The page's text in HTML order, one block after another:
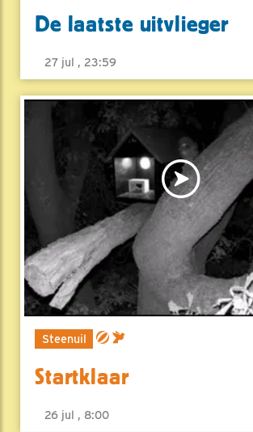
De laatste uitvlieger
27 jul , 23:59
Steenuil
Startklaar
26 jul , 8:00